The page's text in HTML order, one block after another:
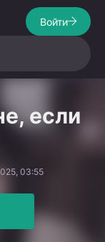
Войти
если
03:55